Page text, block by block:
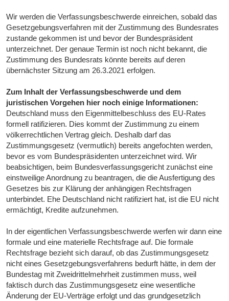
Wir werden die Verfassungsbeschwerde einreichen, sobald das
Gesetzgebungsverfahren mit der Zustimmung des Bundesrates
zustande gekommen ist und bevor der Bundespräsident
unterzeichnet. Der genaue Termin ist noch nicht bekannt, die
Zustimmung des Bundesrats könnte bereits auf deren
übernächster Sitzung am 26.3.2021 erfolgen.
Zum Inhalt der Verfassungsbeschwerde und dem
juristischen Vorgehen hier noch einige Informationen:
Deutschland muss den Eigenmittelbeschluss des EU-Rates
formell ratifizieren. Dies kommt der Zustimmung zu einem
völkerrechtlichen Vertrag gleich. Deshalb darf das
Zustimmungsgesetz (vermutlich) bereits angefochten werden,
bevor es vom Bundespräsidenten unterzeichnet wird. Wir
beabsichtigen, beim Bundesverfassungsgericht zunächst eine
einstweilige Anordnung zu beantragen, die die Ausfertigung des
Gesetzes bis zur Klärung der anhängigen Rechtsfragen
unterbindet. Ehe Deutschland nicht ratifiziert hat, ist die EU nicht
ermächtigt, Kredite aufzunehmen.
In der eigentlichen Verfassungsbeschwerde werfen wir dann eine
formale und eine materielle Rechtsfrage auf. Die formale
Rechtsfrage bezieht sich darauf, ob das Zustimmungsgesetz
nicht eines Gesetzgebungsverfahrens bedurft hätte, in dem der
Bundestag mit Zweidrittelmehrheit zustimmen muss, weil
faktisch durch das Zustimmungsgesetz eine wesentliche
Änderung der EU-Verträge erfolgt und das grundgesetzlich